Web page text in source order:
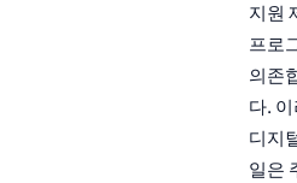
지원
프로
의존
다.
디지
일은